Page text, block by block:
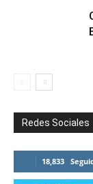
Redes Sociales
18,833